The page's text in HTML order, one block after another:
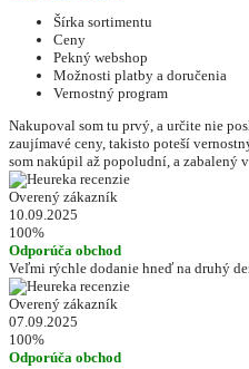
Šírka sortimentu
Ceny
Pekný webshop
Možnosti platby a doručenia
Vernostný program
Nakupoval som tu prvý, a určite nie
zaujímavé ceny, takisto poteší
som nakúpil až popoludní, a zabalený
Overený zákazník
10.09.2025
100%
Odporúča obchod
Veľmi rýchle dodanie hneď na druhý
Overený zákazník
07.09.2025
100%
Odporúča obchod